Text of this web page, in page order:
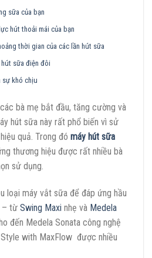
sữa của bạn
hút thoải mái của bạn
thời gian của các lần hút sữa
hút sữa điện đôi
khó chịu
bà mẹ bắt đầu, tăng cường và
hút sữa này rất phổ biến vì sử
quả. Trong đó máy hút sữa
thương hiệu được rất nhiều bà
sử dụng.
loại máy vắt sữa để đáp ứng hầu
– từ Swing Maxi nhẹ và Medela
đến Medela Sonata công nghệ
with MaxFlow được nhiều